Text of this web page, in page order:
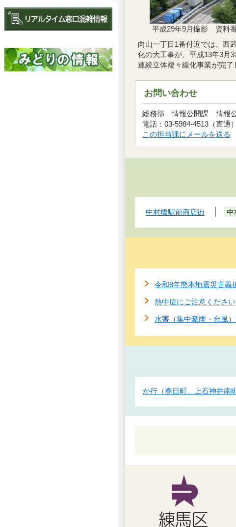
平成29年9月撮影 資料
向山一丁目1番付近では、西
化の大工事が、平成13年3月
連続立体複々線化事業が完了
お問い合わせ
総務部 情報公開課 情報
電話：03-5984-4513（直
この担当課にメールを送る
中村橋駅前商店街 中
令和8年熊本地震災害義
熱中症にご注意ください
水害（集中豪雨・台風
か行（春日町、上石神井南